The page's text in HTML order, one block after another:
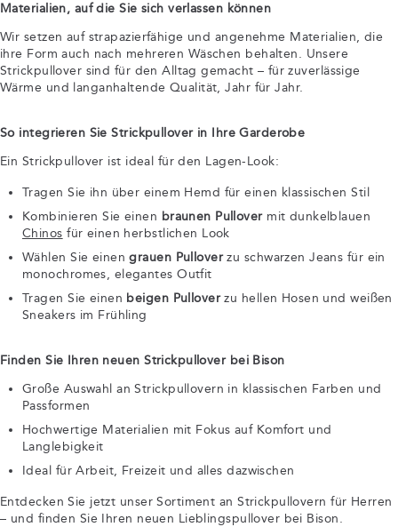
Materialien, auf die Sie sich verlassen können
Wir setzen auf strapazierfähige und angenehme Materialien, die
ihre Form auch nach mehreren Wäschen behalten. Unsere
Strickpullover sind für den Alltag gemacht – für zuverlässige
Wärme und langanhaltende Qualität, Jahr für Jahr.
So integrieren Sie Strickpullover in Ihre Garderobe
Ein Strickpullover ist ideal für den Lagen-Look:
Tragen Sie ihn über einem Hemd für einen klassischen Stil
Kombinieren Sie einen braunen Pullovermit dunkelblauen
Chinos für einen herbstlichen Look
Wählen Sie einengrauen Pulloverzu schwarzen Jeans für ein
monochromes, elegantes Outfit
Tragen Sie einen beigen Pulloverzu hellen Hosen und weißen
Sneakers im Frühling
Finden Sie Ihren neuen Strickpullover bei Bison
Große Auswahl an Strickpullovern in klassischen Farben und
Passformen
Hochwertige Materialien mit Fokus auf Komfort und
Langlebigkeit
Ideal für Arbeit, Freizeit und alles dazwischen
Entdecken Sie jetzt unser Sortiment an Strickpullovern für Herren
– und finden Sie Ihren neuen Lieblingspullover bei Bison.